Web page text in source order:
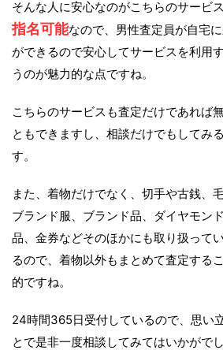
そんな人に安心なのがこちらのサービス
指名可能なので、男性査定員が自宅
ができるので安心してサービスを利用
うのが魅力的な点ですね。
こちらのサービスも査定だけであれば
ともできますし、相談だけでもしてみ
す。
また、着物だけでなく、切手や古銭、
ブランド服、ブランド品、ダイヤモン
品、金券などそのほかにも取り扱って
るので、着物以外もまとめて査定する
的ですね。
24時間365日受付しているので、思い
とで是非一度相談してみてはいかがで